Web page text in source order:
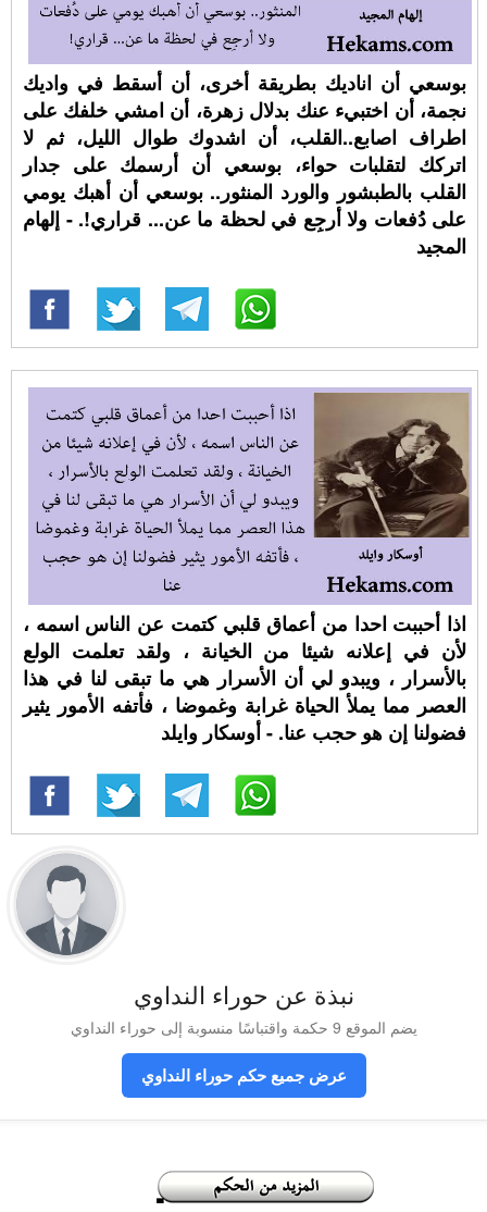
بوسعي أن اناديك بطريقة أخرى، أن أسقط في واديك
نجمة، أن اختبيء عنك بدلال زهرة، أن امشي خلفك على
اطراف اصابع..القلب، أن اشدوك طوال الليل، ثم لا
اتركك لتقلبات حواء، بوسعي أن أرسمك على جدار
القلب بالطبشور والورد المنثور.. بوسعي أن أهبك يومي
على دُفعات ولا أرجِع في لحظة ما عن... قراري!. - إلهام
المجيد
اذا أحببت احدا من أعماق قلبي كتمت عن الناس اسمه ،
لأن في إعلانه شيئا من الخيانة ، ولقد تعلمت الولع
بالأسرار ، ويبدو لي أن الأسرار هي ما تبقى لنا في هذا
العصر مما يملأ الحياة غرابة وغموضا ، فأتفه الأمور يثير
فضولنا إن هو حجب عنا. - أوسكار وايلد
نبذة عن حوراء النداوي
يضم الموقع 9 حكمة واقتباسًا منسوبة إلى حوراء النداوي
عرض جميع حكم حوراء النداوي